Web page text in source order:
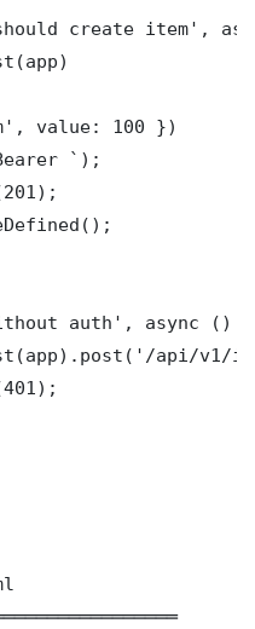
create item',
value: 100 })
`);
auth', async ()
api/v1/